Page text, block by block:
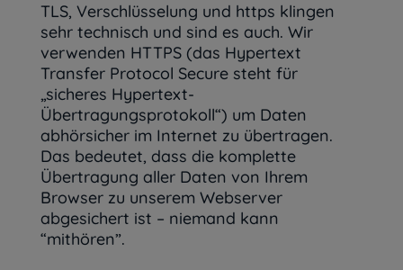
TLS, Verschlüsselung und https klingen
sehr technisch und sind es auch. Wir
verwenden HTTPS (das Hypertext
Transfer Protocol Secure steht für
„sicheres Hypertext-
Übertragungsprotokoll“) um Daten
abhörsicher im Internet zu übertragen.
Das bedeutet, dass die komplette
Übertragung aller Daten von Ihrem
Browser zu unserem Webserver
abgesichert ist – niemand kann
“mithören”.